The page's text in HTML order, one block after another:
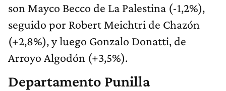
son Mayco Becco de La Palestina (-1,2%),
seguido por Robert Meichtri de Chazón
(+2,8%), y luego Gonzalo Donatti, de
Arroyo Algodón (+3,5%).
Departamento Punilla